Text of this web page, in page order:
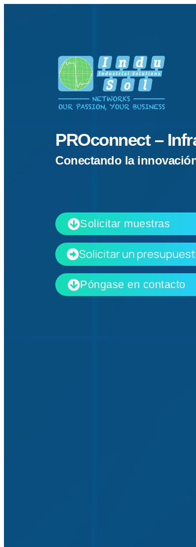
PROconnect –
Conectando la
Solicitar muestras
Solicitar un
Póngase en contacto